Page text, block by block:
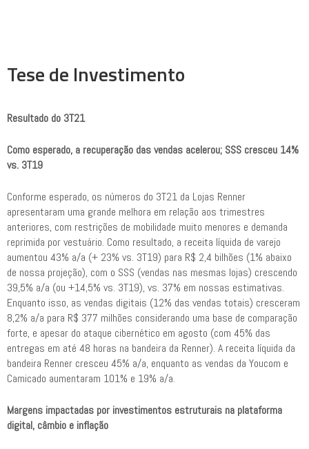
Tese de Investimento
Resultado do 3T21
Como esperado, a recuperação das vendas acelerou; SSS cresceu 14%
vs. 3T19
Conforme esperado, os números do 3T21 da Lojas Renner
apresentaram uma grande melhora em relação aos trimestres
anteriores, com restrições de mobilidade muito menores e demanda
reprimida por vestuário. Como resultado, a receita líquida de varejo
aumentou 43% a/a (+ 23% vs. 3T19) para R$ 2,4 bilhões (1% abaixo
de nossa projeção), com o SSS (vendas nas mesmas lojas) crescendo
39,5% a/a (ou +14,5% vs. 3T19), vs. 37% em nossas estimativas.
Enquanto isso, as vendas digitais (12% das vendas totais) cresceram
8,2% a/a para R$ 377 milhões considerando uma base de comparação
forte, e apesar do ataque cibernético em agosto (com 45% das
entregas em até 48 horas na bandeira da Renner). A receita líquida da
bandeira Renner cresceu 45% a/a, enquanto as vendas da Youcom e
Camicado aumentaram 101% e 19% a/a.
Margens impactadas por investimentos estruturais na plataforma
digital, câmbio e inflação